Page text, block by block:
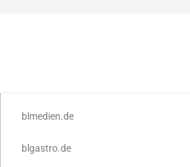
blmedien.de
blgastro.de